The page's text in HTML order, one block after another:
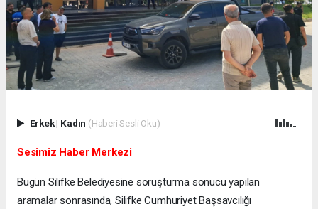
Erkek| Kadın (Haberi Sesli Oku)
Sesimiz Haber Merkezi
Bugün Silifke Belediyesine soruşturma sonucu yapılan
aramalar sonrasında, Silifke Cumhuriyet Başsavcılığı